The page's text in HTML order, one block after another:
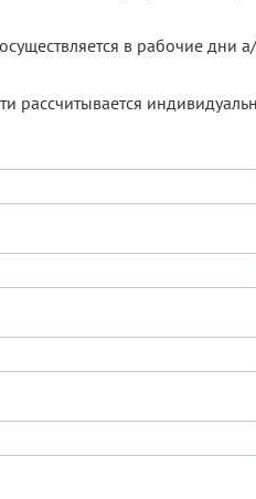
в рабочие дни
рассчитывается